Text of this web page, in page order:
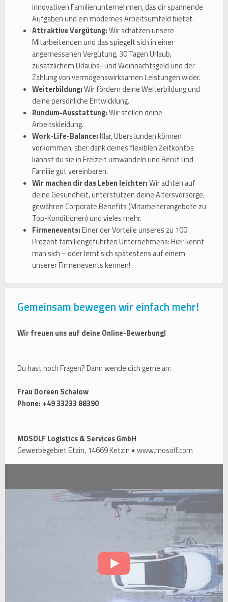
innovativen Familienunternehmen, das dir spannende
Aufgaben und ein modernes Arbeitsumfeld bietet.
Attraktive Vergütung:Wir schätzen unsere
Mitarbeitenden und das spiegelt sich in einer
angemessenen Vergütung, 30 Tagen Urlaub,
zusätzlichem Urlaubs- und Weihnachtsgeld und der
Zahlung von vermögenswirksamen Leistungen wider.
Weiterbildung:Wir fördern deine Weiterbildung und
deine persönliche Entwicklung.
Rundum-Ausstattung:Wir stellen deine
Arbeitskleidung.
Work-Life-Balance:Klar, Überstunden können
vorkommen, aber dank deines flexiblen Zeitkontos
kannst du sie in Freizeit umwandeln und Beruf und
Familie gut vereinbaren.
Wir machen dir das Leben leichter:Wir achten auf
deine Gesundheit, unterstützen deine Altersvorsorge,
gewähren Corporate Benefits (Mitarbeiterangebote zu
Top-Konditionen) und vieles mehr.
Firmenevents:Einer der Vorteile unseres zu 100
Prozent familiengeführten Unternehmens: Hier kennt
man sich – oder lernt sich spätestens auf einem
unserer Firmenevents kennen!
Gemeinsam bewegen wir einfach mehr!
Wir freuen uns auf deine Online-Bewerbung!
Du hast noch Fragen? Dann wende dich gerne an:
Frau Doreen Schalow
Phone: +49 33233 88390
MOSOLF Logistics & Services GmbH
Gewerbegebiet Etzin, 14669 Ketzin • www.mosolf.com